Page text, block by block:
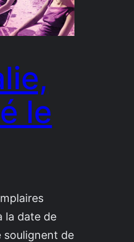
le
la date de
soulignent de